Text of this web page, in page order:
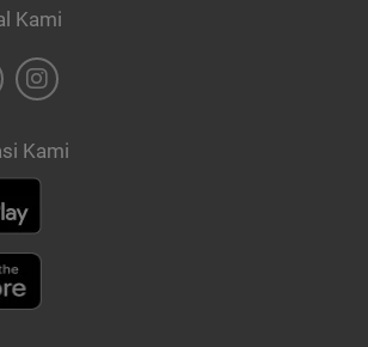
Kami
Kami